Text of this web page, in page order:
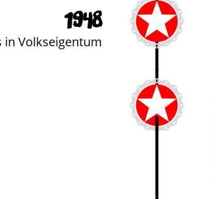
1948
in Volkseigentum